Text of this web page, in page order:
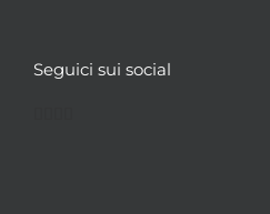
Seguici sui social